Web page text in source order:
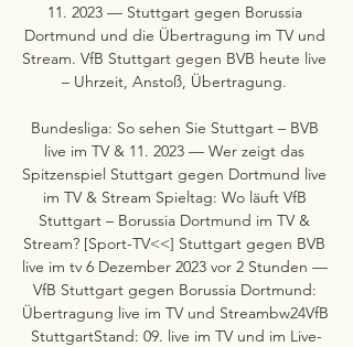
11. 2023 — Stuttgart gegen Borussia
Dortmund und die Übertragung im TV und
Stream. VfB Stuttgart gegen BVB heute live
– Uhrzeit, Anstoß, Übertragung.
Bundesliga: So sehen Sie Stuttgart – BVB
live im TV & 11. 2023 — Wer zeigt das
Spitzenspiel Stuttgart gegen Dortmund live
im TV & Stream Spieltag: Wo läuft VfB
Stuttgart – Borussia Dortmund im TV &
Stream? [Sport-TV<<] Stuttgart gegen BVB
live im tv 6 Dezember 2023 vor 2 Stunden —
VfB Stuttgart gegen Borussia Dortmund:
Übertragung live im TV und Streambw24VfB
StuttgartStand: 09. live im TV und im Live-